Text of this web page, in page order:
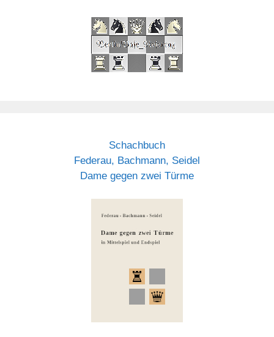
Schachbuch
Federau, Bachmann, Seidel
Dame gegen zwei Türme